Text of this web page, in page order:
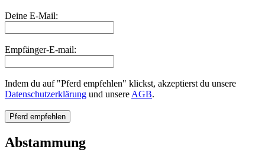
Deine E-Mail:
Empfänger-E-mail:
Indem du auf "Pferd empfehlen" klickst, akzeptierst du unsere
Datenschutzerklärung und unsere AGB.
Abstammung